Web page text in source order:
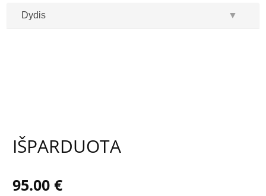
Dydis ▼
IŠPARDUOTA
95.00 €